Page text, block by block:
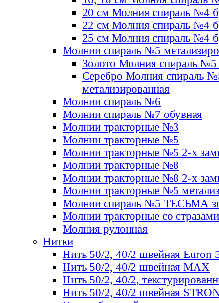
20 см Молния спираль №4
22 см Молния спираль №4
25 см Молния спираль №4
Молнии спираль №5
Золото Молния спираль №5
Серебро Молния спираль
метализированная
Молнии спираль №6
Молнии спираль №7 обувная
Молнии тракторные №3
Молнии тракторные №5
Молнии тракторные №5 2-х
Молнии тракторные №8
Молнии тракторные №8 2-х
Молнии тракторные №5
Молнии спираль №5 ТЕСЬМА
Молнии тракторные со стразами
Молния рулонная
Нитки
Нить 50/2, 40/2 швейная Euron
Нить 50/2, 40/2 швейная МАХ
Нить 50/2, 40/2,
Нить 50/2, 40/2 швейная